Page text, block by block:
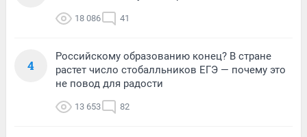
18 086 41
4
Российскому образованию конец? В стране
растет число стобалльников ЕГЭ — почему это
не повод для радости
13 653 82